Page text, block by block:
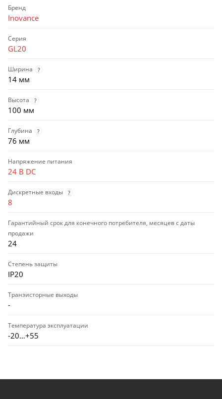
Бренд
Inovance
Серия
GL20
Ширина ?
14 мм
Высота ?
100 мм
Глубина ?
76 мм
Напряжение питания
24 В DC
Дискретные входы ?
8
Гарантийный срок для конечного потребителя, месяцев с даты
продажи
24
Степень защиты
IP20
Транзисторные выходы
-
Температура эксплуатации
-20…+55